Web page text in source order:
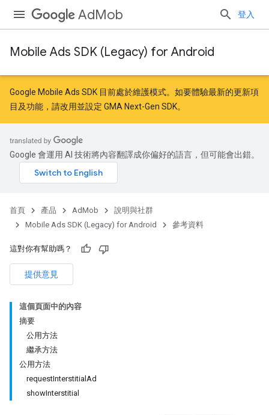
AdMob 登入
Mobile Ads SDK (Legacy) for Android
Google Mobile Ads SDK 目前處於維護模式。如要體驗最新的更新項
目及功能，請改用並設定 GMA Next-Gen SDK。
Google 會運用 AI 技術將內容翻譯成你偏好的語言，但可能會出錯。
首頁 產品 AdMob
說明與社群
Mobile Ads SDK (Legacy) for Android
參考資料
這對你有幫助嗎？
提供意見
這個頁面中的內容
摘要
公用方法
繼承方法
公用方法
requestInterstitialAd
showInterstitial